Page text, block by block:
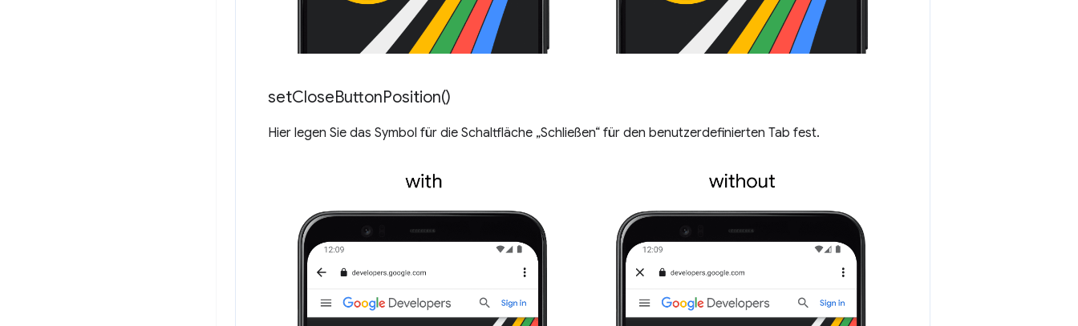
setCloseButtonPosition()
Hier legen Sie das Symbol für die Schaltfläche „Schließen“ für den benutzerdefinierten Tab fest.